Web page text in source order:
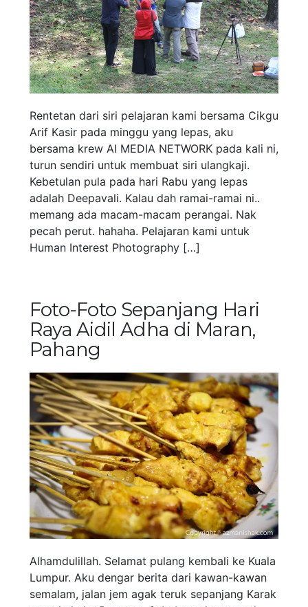
Rentetan dari siri pelajaran kami bersama Cikgu
Arif Kasir pada minggu yang lepas, aku
bersama krew AI MEDIA NETWORK pada kali ni,
turun sendiri untuk membuat siri ulangkaji.
Kebetulan pula pada hari Rabu yang lepas
adalah Deepavali. Kalau dah ramai-ramai ni..
memang ada macam-macam perangai. Nak
pecah perut. hahaha. Pelajaran kami untuk
Human Interest Photography […]
Foto-Foto Sepanjang Hari
Raya Aidil Adha di Maran,
Pahang
Alhamdulillah. Selamat pulang kembali ke Kuala
Lumpur. Aku dengar berita dari kawan-kawan
semalam, jalan jem agak teruk sepanjang Karak